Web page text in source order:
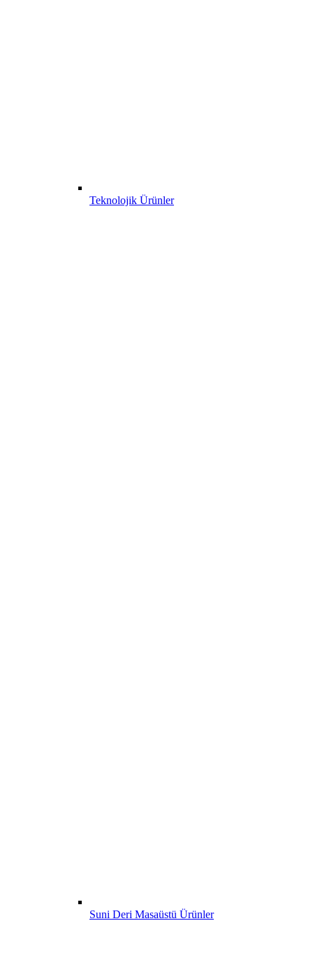
Teknolojik Ürünler
Suni Deri Masaüstü Ürünler